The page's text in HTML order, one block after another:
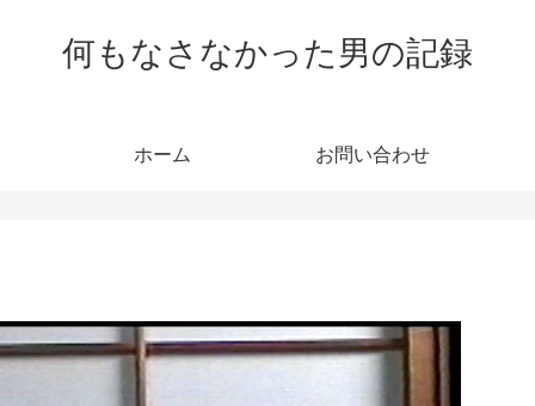
何もなさなかった男の記録
ホーム お問い合わせ